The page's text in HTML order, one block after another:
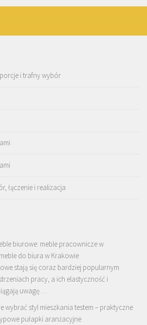
i trafny wybór
łączenie i realizacja
biurowe: meble pracownicze w
do biura w Krakowie
stają się coraz bardziej popularnym
pracy, a ich elastyczność i
uwagę …
wybrać styl mieszkania testem – praktyczne
pułapki aranżacyjne